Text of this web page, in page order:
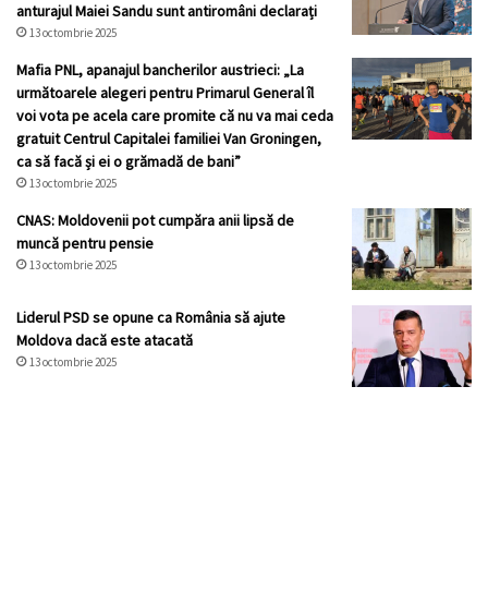
anturajul Maiei Sandu sunt antiromâni declarați
13 octombrie 2025
Mafia PNL, apanajul bancherilor austrieci: „La
următoarele alegeri pentru Primarul General îl
voi vota pe acela care promite că nu va mai ceda
gratuit Centrul Capitalei familiei Van Groningen,
ca să facă și ei o grămadă de bani”
13 octombrie 2025
CNAS: Moldovenii pot cumpăra anii lipsă de
muncă pentru pensie
13 octombrie 2025
Liderul PSD se opune ca România să ajute
Moldova dacă este atacată
13 octombrie 2025